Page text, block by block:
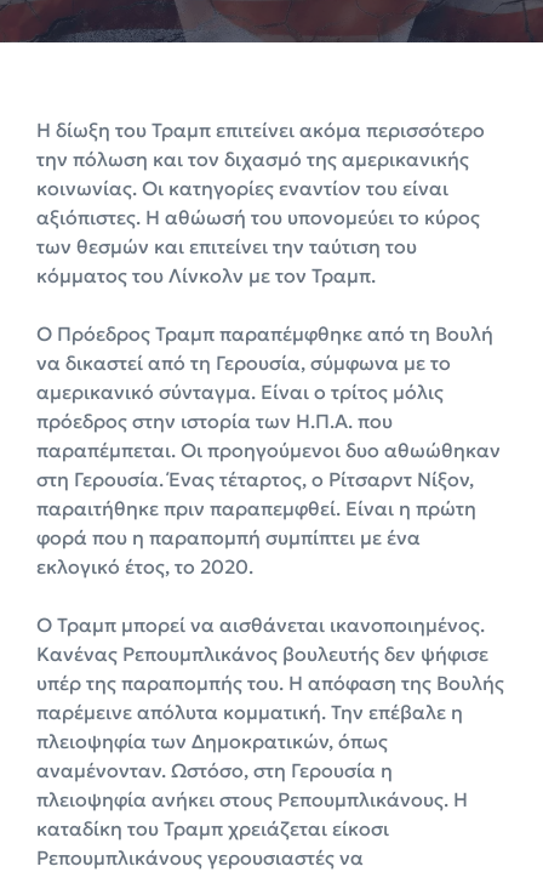
Η δίωξη του Τραμπ επιτείνει ακόμα περισσότερο
την πόλωση και τον διχασμό της αμερικανικής
κοινωνίας. Οι κατηγορίες εναντίον του είναι
αξιόπιστες. Η αθώωσή του υπονομεύει το κύρος
των θεσμών και επιτείνει την ταύτιση του
κόμματος του Λίνκολν με τον Τραμπ.
Ο Πρόεδρος Τραμπ παραπέμφθηκε από τη Βουλή
να δικαστεί από τη Γερουσία, σύμφωνα με το
αμερικανικό σύνταγμα. Είναι ο τρίτος μόλις
πρόεδρος στην ιστορία των Η.Π.Α. που
παραπέμπεται. Οι προηγούμενοι δυο αθωώθηκαν
στη Γερουσία. Ένας τέταρτος, ο Ρίτσαρντ Νίξον,
παραιτήθηκε πριν παραπεμφθεί. Είναι η πρώτη
φορά που η παραπομπή συμπίπτει με ένα
εκλογικό έτος, το 2020.
Ο Τραμπ μπορεί να αισθάνεται ικανοποιημένος.
Κανένας Ρεπουμπλικάνος βουλευτής δεν ψήφισε
υπέρ της παραπομπής του. Η απόφαση της Βουλής
παρέμεινε απόλυτα κομματική. Την επέβαλε η
πλειοψηφία των Δημοκρατικών, όπως
αναμένονταν. Ωστόσο, στη Γερουσία η
πλειοψηφία ανήκει στους Ρεπουμπλικάνους. Η
καταδίκη του Τραμπ χρειάζεται είκοσι
Ρεπουμπλικάνους γερουσιαστές να